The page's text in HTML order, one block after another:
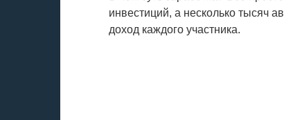
инвестиций, а несколько тысяч
доход каждого участника.